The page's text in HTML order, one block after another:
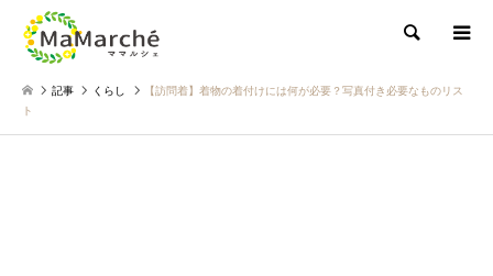
検索
記事 くらし
【訪問着】着物の着付けには何が必要？写真付き必要なものリス
ト